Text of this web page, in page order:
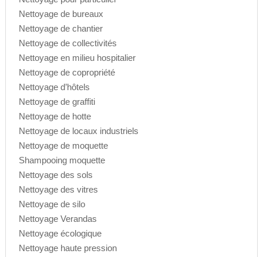
Nettoyage de bureaux
Nettoyage de chantier
Nettoyage de collectivités
Nettoyage en milieu hospitalier
Nettoyage de copropriété
Nettoyage d’hôtels
Nettoyage de graffiti
Nettoyage de hotte
Nettoyage de locaux industriels
Nettoyage de moquette
Shampooing moquette
Nettoyage des sols
Nettoyage des vitres
Nettoyage de silo
Nettoyage Verandas
Nettoyage écologique
Nettoyage haute pression